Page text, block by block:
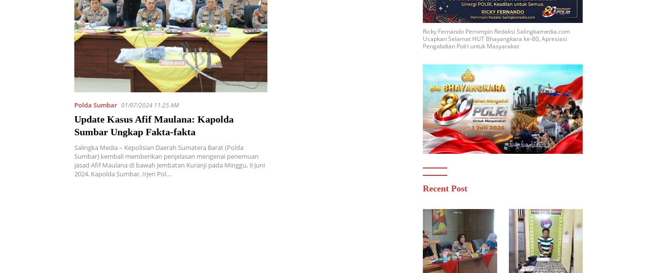
Polda Sumbar 01/07/2024 11:25 AM
Update Kasus Afif Maulana: Kapolda
Sumbar Ungkap Fakta-fakta
Salingka Media – Kepolisian Daerah Sumatera Barat (Polda
Sumbar) kembali memberikan penjelasan mengenai penemuan
jasad Afif Maulana di bawah Jembatan Kuranji pada Minggu, 9 Juni
2024. Kapolda Sumbar, Irjen Pol…
Ricky Fernando Pemimpin Redaksi Salingkamedia.com
Ucapkan Selamat HUT Bhayangkara ke-80, Apresiasi
Pengabdian Polri untuk Masyarakat
Recent Post